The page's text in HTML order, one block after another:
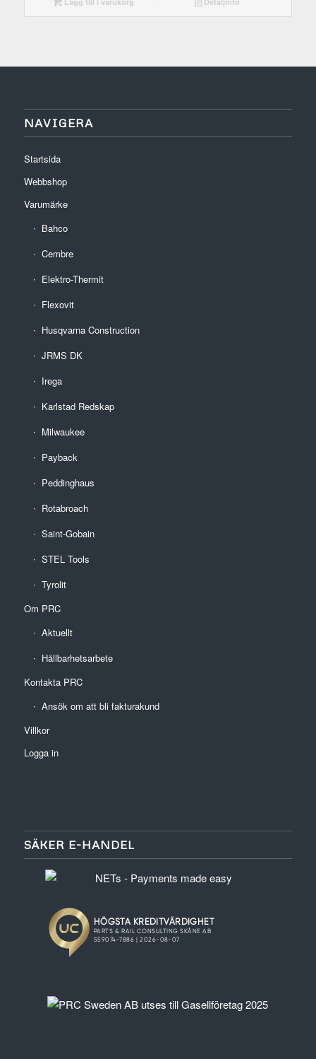
NAVIGERA
Startsida
Webbshop
Varumärke
Bahco
Cembre
Elektro-Thermit
Flexovit
Husqvarna Construction
JRMS DK
Irega
Karlstad Redskap
Milwaukee
Payback
Peddinghaus
Rotabroach
Saint-Gobain
STEL Tools
Tyrolit
Om PRC
Aktuellt
Hållbarhetsarbete
Kontakta PRC
Ansök om att bli fakturakund
Villkor
Logga in
SÄKER E-HANDEL